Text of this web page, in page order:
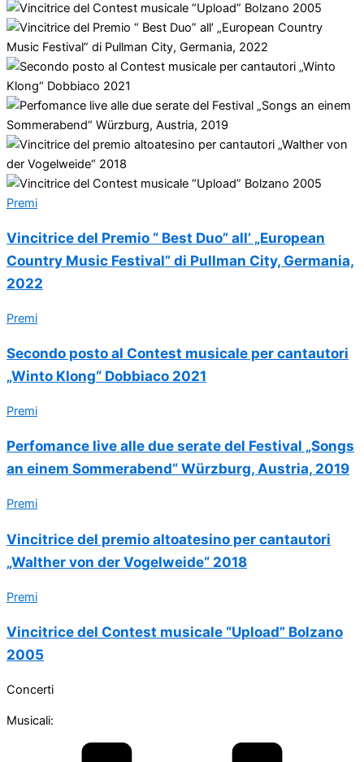
Premi
Vincitrice del Premio “ Best Duo” all’ „European
Country Music Festival” di Pullman City, Germania,
2022
Premi
Secondo posto al Contest musicale per cantautori
„Winto Klong“ Dobbiaco 2021
Premi
Perfomance live alle due serate del Festival „Songs
an einem Sommerabend“ Würzburg, Austria, 2019
Premi
Vincitrice del premio altoatesino per cantautori
„Walther von der Vogelweide“ 2018
Premi
Vincitrice del Contest musicale “Upload” Bolzano
2005
Concerti
Musicali: